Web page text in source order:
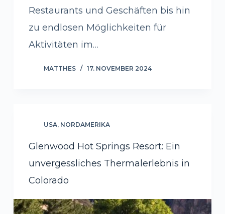
Restaurants und Geschäften bis hin
zu endlosen Möglichkeiten für
Aktivitäten im…
MATTHES 17. NOVEMBER 2024
USA, NORDAMERIKA
Glenwood Hot Springs Resort: Ein
unvergessliches Thermalerlebnis in
Colorado